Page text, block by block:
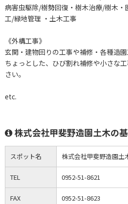
病害虫駆除/樹勢回復・樹木治療/樹木
工/緑地管理 ・土木工事
《外構工事》
玄関・建物回りの工事や補修・各種造園
ちょっとした、ひび割れ補修や小さな
さい。
etc.
株式会社甲斐野造園土木の
スポット名 株式会社甲斐野造園土
TEL 0952-51-8621
FAX 0952-51-8623